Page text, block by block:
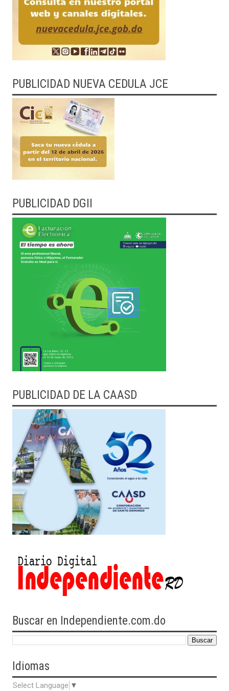
PUBLICIDAD NUEVA CEDULA JCE
PUBLICIDAD DGII
PUBLICIDAD DE LA CAASD
Buscar en Independiente.com.do
Idiomas
Select Language ▼